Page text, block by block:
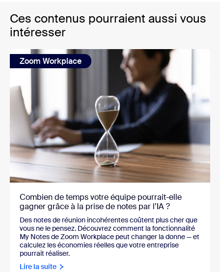
Ces contenus pourraient aussi vous
intéresser
Zoom Workplace
Combien de temps votre équipe pourrait-elle
gagner grâce à la prise de notes par l’IA ?
Des notes de réunion incohérentes coûtent plus cher que
vous ne le pensez. Découvrez comment la fonctionnalité
My Notes de Zoom Workplace peut changer la donne — et
calculez les économies réelles que votre entreprise
pourrait réaliser.
Lire la suite